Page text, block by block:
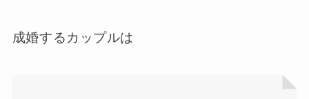
成婚するカップルは